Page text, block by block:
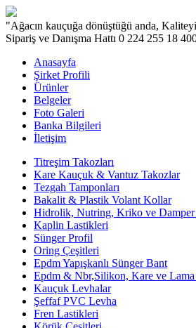
"Ağacın kauçuğa dönüştüğü anda,
Sipariş ve Danışma Hattı 0 224 255 18 40
Anasayfa
Şirket Profili
Ürünler
Belgeler
Foto Galeri
Banka Bilgileri
İletişim
Titreşim Takozları
Kare Kauçuk & Vantuz Takozlar
Tezgah Tamponları
Bakalit & Plastik Volant Kollar
Hidrolik, Nutring, Kriko ve Damper
Kaplin Lastikleri
Sünger Profil
Oring Çeşitleri
Epdm Yapışkanlı Sünger Bant
Epdm & Nbr,Silikon, Kare ve
Kauçuk Levhalar
Şeffaf PVC Levha
Fren Lastikleri